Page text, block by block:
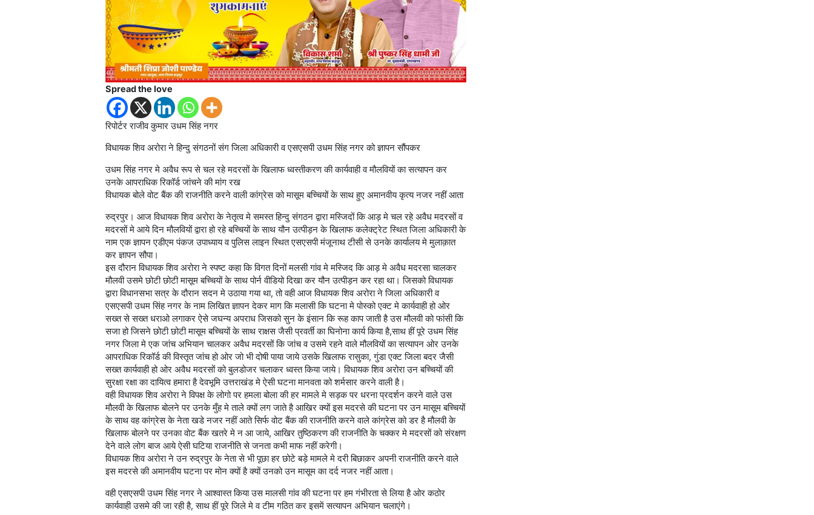
Spread the love
रिपोर्टर राजीव कुमार उधम सिंह नगर
विधायक शिव अरोरा ने हिन्दु संगठनों संग जिला अधिकारी व एसएसपी उधम सिंह नगर को ज्ञापन सौंपकर
उधम सिंह नगर मे अवैध रूप से चल रहे मदरसों के खिलाफ ध्वस्तीकरण की कार्यवाही व मौलवियों का सत्यापन कर
उनके आपराधिक रिकॉर्ड जांचने की मांग रख
विधायक बोले वोट बैंक की राजनीति करने वाली कांग्रेस को मासूम बच्चियों के साथ हुए अमानवीय कृत्य नजर नहीं आता
रुद्रपुर। आज विधायक शिव अरोरा के नेतृत्व मे समस्त हिन्दु संगठन द्वारा मस्जिदों कि आड़ मे चल रहे अवैध मदरसों व
मदरसों मे आये दिन मौलवियों द्वारा हो रहे बच्चियों के साथ यौन उत्पीड़न के खिलाफ कलेक्ट्रेट स्थित जिला अधिकारी के
नाम एक ज्ञापन एडीएम पंकज उपाध्याय व पुलिस लाइन स्थित एसएसपी मंजूनाथ टीसी से उनके कार्यालय मे मुलाक़ात
कर ज्ञापन सौपा।
इस दौरान विधायक शिव अरोरा ने स्पष्ट कहा कि विगत दिनों मलसी गांव मे मस्जिद कि आड़ मे अवैध मदरसा चालकर
मौलवी उसमे छोटी छोटी मासूम बच्चियों के साथ पोर्न वीडियो दिखा कर यौन उत्पीड़न कर रहा था। जिसको विधायक
द्वारा विधानसभा सत्र के दौरान सदन मे उठाया गया था, तो वही आज विधायक शिव अरोरा ने जिला अधिकारी व
एसएसपी उधम सिंह नगर के नाम लिखित ज्ञापन देकर माग कि मलासी कि घटना मे पोस्को एक्ट मे कार्यवाही हो ओर
सख्त से सख्त धराओ लगाकर ऐसे जघन्य अपराध जिसको सुन के इंसान कि रूह काप जाती है उस मौलवी को फांसी कि
सजा हो जिसने छोटी छोटी मासूम बच्चियों के साथ राक्षस जैसी प्रवर्ती का घिनोना कार्य किया है,साथ हीं पूरे उधम सिंह
नगर जिला मे एक जांच अभियान चालकर अवैध मदरसों कि जांच व उसमे रहने वाले मौलवियों का सत्यापन ओर उनके
आपराधिक रिकॉर्ड की विस्तृत जांच हो ओर जो भी दोषी पाया जाये उसके खिलाफ रासुका, गुंडा एक्ट जिला बदर जैसी
सख्त कार्यवाही हो ओर अवैध मदरसों को बुलडोजर चलाकर ध्वस्त किया जाये। विधायक शिव अरोरा उन बच्चियों की
सुरक्षा रक्षा का दायित्व हमारा है देवभूमि उत्तराखंड मे ऐसी घटना मानवता को शर्मसार करने वाली है।
वही विधायक शिव अरोरा ने विपक्ष के लोगो पर हमला बोला की हर मामले मे सड़क पर धरना प्रदर्शन करने वाले उस
मौलवी के खिलाफ बोलने पर उनके मुँह मे ताले क्यों लग जाते है आखिर क्यों इस मदरसे की घटना पर उन मासूम बच्चियों
के साथ वह कांग्रेस के नेता खडे नजर नहीं आते सिर्फ वोट बैंक की राजनीति करने वाले कांग्रेस को डर है मौलवी के
खिलाफ बोलने पर उनका वोट बैंक खतरे मे न आ जाये, आखिर तुष्ठिकरण की राजनीति के चक्कर मे मदरसों को संरक्षण
देने वाले लोग बाज आये ऐसी घटिया राजनीति से जनता कभी माफ नहीं करेगी।
विधायक शिव अरोरा ने उन रुद्रपुर के नेता से भी पूछा हर छोटे बड़े मामले मे दरी बिछाकर अपनी राजनीति करने वाले
इस मदरसे की अमानवीय घटना पर मोन क्यों है क्यों उनको उन मासूम का दर्द नजर नहीं आता।
वही एसएसपी उधम सिंह नगर ने आश्वास्त किया उस मालसी गांव की घटना पर हम गंभीरता से लिया है ओर कठोर
कार्यवाही उसमे की जा रही है, साथ हीं पूरे जिले मे व टीम गठित कर इसमें सत्यापन अभियान चलाएंगे।